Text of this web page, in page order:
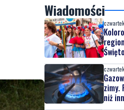
Wiadomości
zimy.
niż